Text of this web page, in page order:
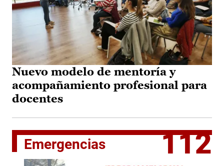
Nuevo modelo de mentoría y
acompañamiento profesional para
docentes
Emergencias 112